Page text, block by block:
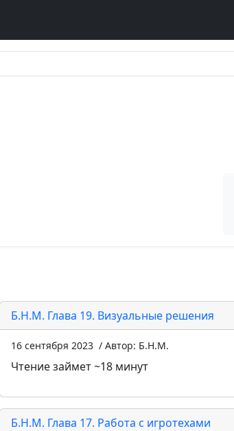
Б.Н.М. Глава 19. Визуальные решения
16 сентября 2023 / Автор: Б.Н.М.
Чтение займет ~18 минут
Б.Н.М. Глава 17. Работа с игротехами